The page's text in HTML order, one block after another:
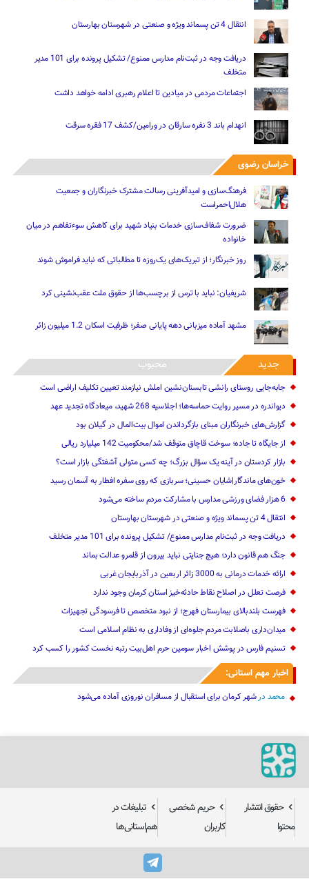
انتقال 4 تن پسماند ویژه و صنعتی در شهرستان بهارستان
دریافت وجه در ثبت‌نام مدارس ممنوع/ تشکیل پرونده برای 101 مدیر
متخلف
اجتماعات مردمی در میادین تا اعلام رهبری ادامه خواهد داشت
انهدام باند 3 نفره سارقان در ورامین/کشف 17 فقره سرقت
خراسان رضوی
فرهنگ‌سازی و امیدآفرینی رسالت‌ مشترک خبرنگاران و جمعیت
هلال‌احمراست
ضرورت شفاف‌سازی خدمات بنیاد شهید برای کاهش سوءتفاهم‌ در میان
خانواده
روز خبرنگار؛ از تبریک‌های یک‌روزه تا مطالباتی که نباید فراموش شوند
شریفیان: نباید با ترس از برچسب‌ها از حقوق ملت عقب‌نشینی کرد
مشهد آماده میزبانی دهه پایانی صفر؛ ظرفیت اسکان 1.2 میلیون زائر
جدید محبوب
جابه‌جایی روستای رانشی تابستان‌نشین املش نیازمند تعیین تکلیف اراضی است
دیواندره در مسیر روایت حماسه‌ها؛ اجلاسیه 268 شهید، میعادگاه تجدید عهد
گزارش‌های خبرنگاران مبنای بازگرداندن اموال بیت‌المال در گیلان بود
از جایگاه تا جاده؛ سوخت قاچاق متوقف شد/محکومیت 142 میلیارد ریالی
بازار کردستان در آینه یک سؤال بزرگ؛ چه کسی متولی آشفتگی بازار است؟
خون‌های ماندگار|شایان حسینی؛ سربازی که روی سفره افطار به آسمان رسید
6 هزار فضای ورزشی مدارس با مشارکت مردم ساخته می‌شود
انتقال 4 تن پسماند ویژه و صنعتی در شهرستان بهارستان
دریافت وجه در ثبت‌نام مدارس ممنوع/ تشکیل پرونده برای 101 مدیر متخلف
جنگ هم قانون دارد؛ هیچ جنایتی نباید بیرون از قلمرو عدالت بماند
ارائه خدمات درمانی به 3000 زائر اربعین در آذربایجان‌ غربی
فرصت تعلل در اصلاح نقاط حادثه‌خیز استان کرمان وجود ندارد
فهرست بلندبالای بیمارستان فهرج؛ از نبود متخصص تا فرسودگی تجهیزات
میدان‌داری باصلابت مردم جلوه‌ای از وفاداری به نظام اسلامی است
تسنیم فارس در پوشش اخبار سومین حرم اهل‌بیت رتبه نخست کشور را کسب کرد
اخبار مهم استانی:
محمد درشهر کرمان برای استقبال از مسافران نوروزی آماده می‌شود
حقوق انتشار
محتوا
حریم شخصی
کاربران
تبلیغات در
هم‌استانی‌ها